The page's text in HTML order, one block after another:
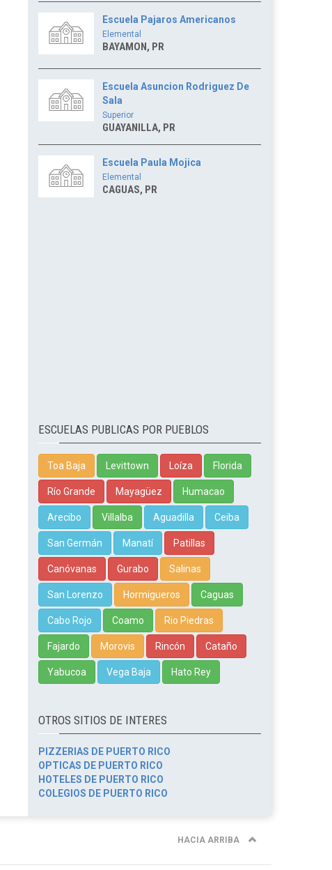
Escuela Pajaros Americanos
Elemental
BAYAMON, PR
Escuela Asuncion Rodriguez De
Sala
Superior
GUAYANILLA, PR
Escuela Paula Mojica
Elemental
CAGUAS, PR
ESCUELAS PUBLICAS POR PUEBLOS
Toa Baja Levittown Loíza Florida
Río Grande Mayagüez Humacao
Arecibo Villalba Aguadilla Ceiba
San Germán Manatí Patillas
Canóvanas Gurabo Salinas
San Lorenzo Hormigueros Caguas
Cabo Rojo Coamo Rio Piedras
Fajardo Morovis Rincón Cataño
Yabucoa Vega Baja Hato Rey
OTROS SITIOS DE INTERES
PIZZERIAS DE PUERTO RICO
OPTICAS DE PUERTO RICO
HOTELES DE PUERTO RICO
COLEGIOS DE PUERTO RICO
HACIA ARRIBA